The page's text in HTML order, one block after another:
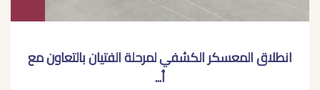
انطلاق المعسكر الكشفي لمرحلة الفتيان بالتعاون مع
أ...